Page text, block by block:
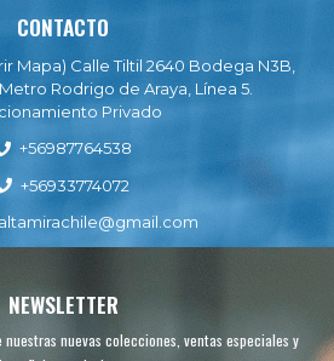
CONTACTO
Mapa) Calle Tiltil 2640 Bodega N3B,
Rodrigo de Araya, Línea 5.
Privado
+56987764538
+56933774072
NEWSLETTER
nuevas colecciones, ventas especiales y